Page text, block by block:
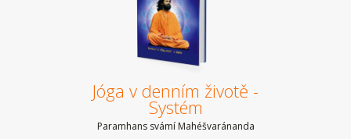
Jóga v denním životě -
Systém
Paramhans svámí Mahéšvaránanda